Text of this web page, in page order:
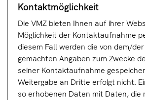
Kontaktmöglichkeit
Die VMZ bieten Ihnen auf ihrer
Möglichkeit der Kontaktaufnahme
diesem Fall werden die von dem/
gemachten Angaben zum Zwecke
seiner Kontaktaufnahme
Weitergabe an Dritte erfolgt nicht.
so erhobenen Daten mit Daten, die